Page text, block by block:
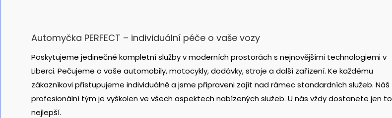
Automyčka PERFECT – individuální péče o vaše vozy
Poskytujeme jedinečné kompletní služby v moderních prostorách s nejnovějšími technologiemi v
Liberci. Pečujeme o vaše automobily, motocykly, dodávky, stroje a další zařízení. Ke každému
zákazníkovi přistupujeme individuálně a jsme připraveni zajít nad rámec standardních služeb. Náš
profesionální tým je vyškolen ve všech aspektech nabízených služeb. U nás vždy dostanete jen to
nejlepší.